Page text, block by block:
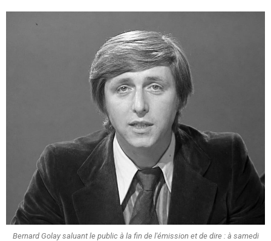
Bernard Golay saluant le public à la fin de l'émission et de dire : à samedi